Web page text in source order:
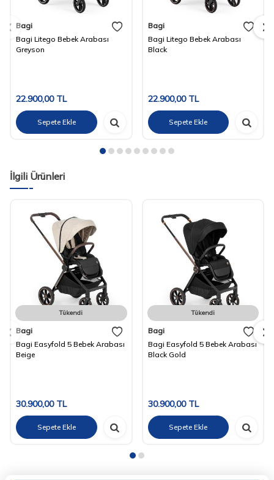
Bagi
Bagi Litego Bebek Arabası
Greyson
22.900,00TL
Sepete Ekle
Bagi
Bagi Litego Bebek Arabası
Black
22.900,00TL
Sepete Ekle
İlgili Ürünleri
Tükendi
Bagi
Bagi Easyfold 5 Bebek Arabası
Beige
30.900,00TL
Sepete Ekle
Tükendi
Bagi
Bagi Easyfold 5 Bebek Arabası
Black Gold
30.900,00TL
Sepete Ekle